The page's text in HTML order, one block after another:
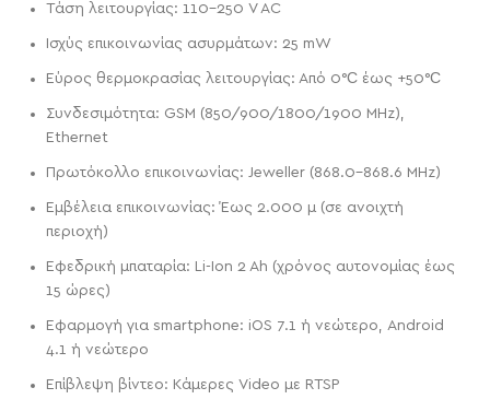
Τάση λειτουργίας: 110-250 V AC
Ισχύς επικοινωνίας ασυρμάτων: 25 mW
Εύρος θερμοκρασίας λειτουργίας: Από 0°С έως +50°С
Συνδεσιμότητα: GSM (850/900/1800/1900 MHz),
Ethernet
Πρωτόκολλο επικοινωνίας: Jeweller (868.0-868.6 MHz)
Εμβέλεια επικοινωνίας: Έως 2.000 μ (σε ανοιχτή
περιοχή)
Εφεδρική μπαταρία: Li-Ion 2 Ah (χρόνος αυτονομίας έως
15 ώρες)
Εφαρμογή για smartphone: iOS 7.1 ή νεώτερο, Android
4.1 ή νεώτερο
Επίβλεψη βίντεο: Κάμερες Video με RTSP